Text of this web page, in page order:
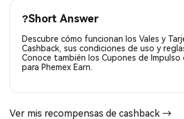
?Short Answer
Descubre cómo funcionan los Vales y
Cashback, sus condiciones de uso y
Conoce también los Cupones de Impulso
para Phemex Earn.
Ver mis recompensas de cashback →